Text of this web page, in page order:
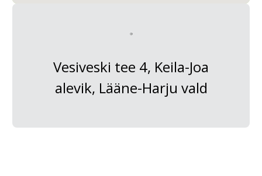
Vesiveski tee 4, Keila-Joa
alevik, Lääne-Harju vald